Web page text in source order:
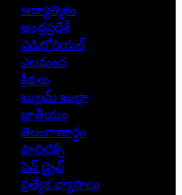
ఆద్యాత్మికం
ఆంధ్రప్రదేశ్
ఎడిటోరియల్
ఎలమంద
క్రీడలు
ఖుల్లమ్ ఖుల్లా
జాతీయం
తెలంగాణార్థం
పాలిటిక్స్
పెన్ డ్రైవ్
ప్రత్యేక వ్యాసాలు